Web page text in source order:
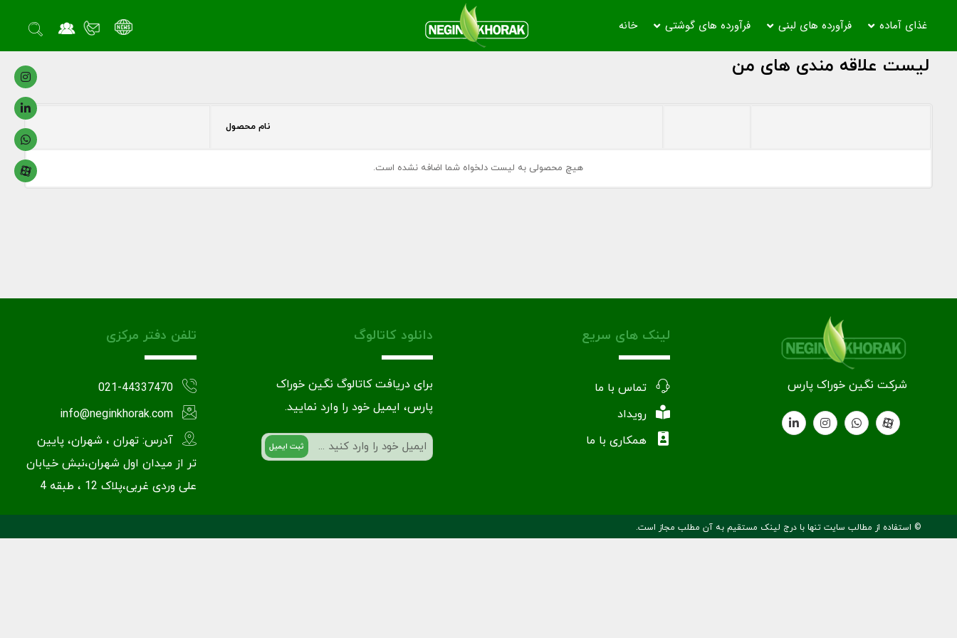
خانه فرآورده های گوشتی فرآورده های لبنی غذای آماده
لیست علاقه مندی های من
نام محصول
هیچ محصولی به لیست دلخواه شما اضافه نشده است.
شرکت نگین خوراک پارس
لینک های سریع
تماس با ما
رویداد
همکاری با ما
دانلود کاتالوگ
برای دریافت کاتالوگ نگین خوراک
پارس، ایمیل خود را وارد نمایید.
ایمیل
تلفن دفتر مرکزی
021-44337470
info@neginkhorak.com
آدرس: تهران ، شهران، پایین
تر از میدان اول شهران،نبش خیابان
علی وردی غربی،پلاک 12 ، طبقه 4
© استفاده از مطالب سایت تنها با درج لینک مستقیم به آن مطلب مجاز است.